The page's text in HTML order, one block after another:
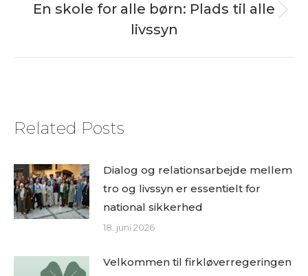
Next
post:
En skole for alle børn: Plads til alle
livssyn
Related Posts
Dialog og relationsarbejde mellem
tro og livssyn er essentielt for
national sikkerhed
18. juni 2026
Velkommen til firkløverregeringen